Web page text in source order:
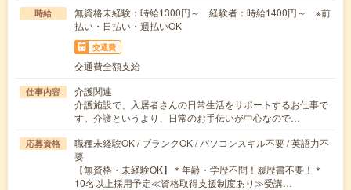
時給
無資格未経験：時給1300円～ 経験者：時給1400円～ ※前
払い・日払い・週払いOK
交通費
交通費全額支給
仕事内容
介護関連
介護施設で、入居者さんの日常生活をサポートするお仕事で
す。介護というより、日常のお手伝いが中心なので…
応募資格
職種未経験OK / ブランクOK / パソコンスキル不要 / 英語力不
要
【無資格・未経験OK】＊年齢・学歴不問！履歴書不要！＊
10名以上採用予定≪資格取得支援制度あり≫受講…